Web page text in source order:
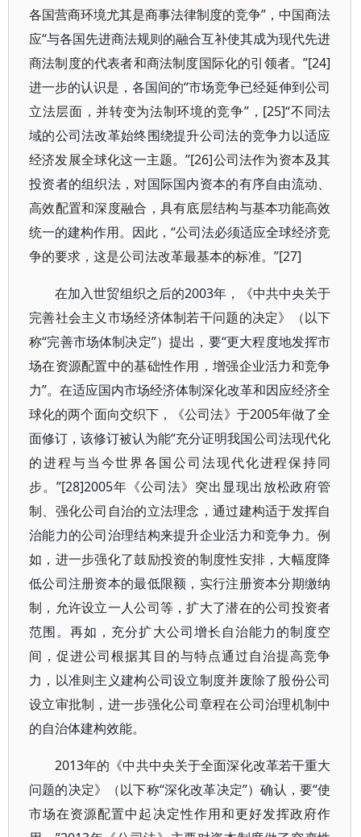
各国营商环境尤其是商事法律制度的竞争”，中国商法
应“与各国先进商法规则的融合互补使其成为现代先进
商法制度的代表者和商法制度国际化的引领者。”[24]
进一步的认识是，各国间的“市场竞争已经延伸到公司
立法层面，并转变为法制环境的竞争”，[25]“不同法
域的公司法改革始终围绕提升公司法的竞争力以适应
经济发展全球化这一主题。”[26]公司法作为资本及其
投资者的组织法，对国际国内资本的有序自由流动、
高效配置和深度融合，具有底层结构与基本功能高效
统一的建构作用。因此，“公司法必须适应全球经济竞
争的要求，这是公司法改革最基本的标准。”[27]
在加入世贸组织之后的2003年，《中共中央关于
完善社会主义市场经济体制若干问题的决定》（以下
称“完善市场体制决定”）提出，要“更大程度地发挥市
场在资源配置中的基础性作用，增强企业活力和竞争
力”。在适应国内市场经济体制深化改革和因应经济全
球化的两个面向交织下，《公司法》于2005年做了全
面修订，该修订被认为能“充分证明我国公司法现代化
的进程与当今世界各国公司法现代化进程保持同
步。”[28]2005年《公司法》突出显现出放松政府管
制、强化公司自治的立法理念，通过建构适于发挥自
治能力的公司治理结构来提升企业活力和竞争力。例
如，进一步强化了鼓励投资的制度性安排，大幅度降
低公司注册资本的最低限额，实行注册资本分期缴纳
制，允许设立一人公司等，扩大了潜在的公司投资者
范围。再如，充分扩大公司增长自治能力的制度空
间，促进公司根据其目的与特点通过自治提高竞争
力，以准则主义建构公司设立制度并废除了股份公司
设立审批制，进一步强化公司章程在公司治理机制中
的自治体建构效能。
2013年的《中共中央关于全面深化改革若干重大
问题的决定》（以下称“深化改革决定”）确认，要“使
市场在资源配置中起决定性作用和更好发挥政府作